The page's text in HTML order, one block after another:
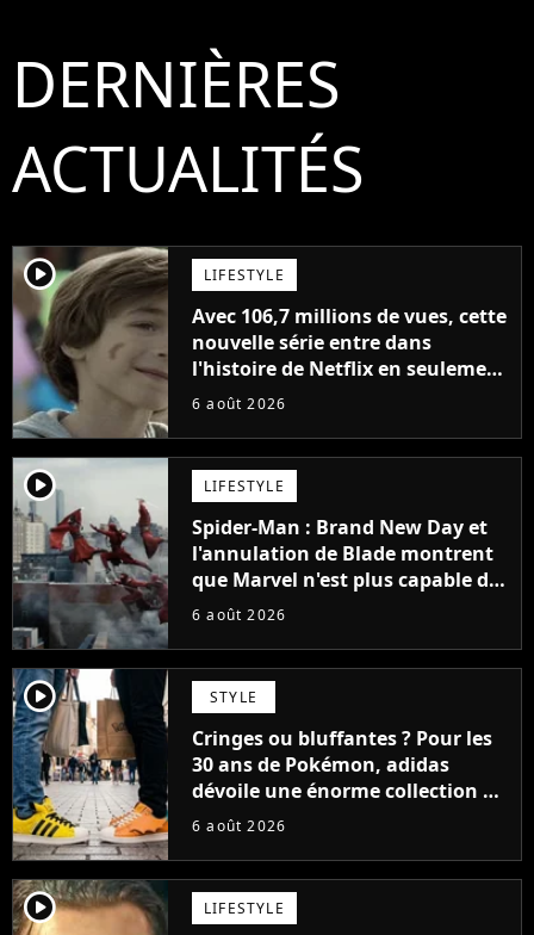
DERNIÈRES
ACTUALITÉS
player2 LIFESTYLE
Avec 106,7 millions de vues, cette
nouvelle série entre dans
l'histoire de Netflix en seulement
48 jours
6 août 2026
player2 LIFESTYLE
Spider-Man : Brand New Day et
l'annulation de Blade montrent
que Marvel n'est plus capable de
faire quoi que ce soit de simple
6 août 2026
player2 STYLE
Cringes ou bluffantes ? Pour les
30 ans de Pokémon, adidas
dévoile une énorme collection de
sneakers et je ne sais pas quoi en
6 août 2026
player2 LIFESTYLE